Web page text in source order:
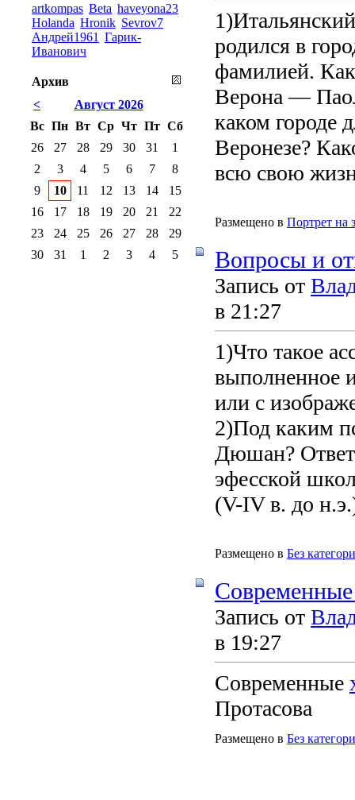
родился в
фамилией. Как
Верона —
каком городе
Веронезе?
всю свою
Размещено в Портрет на
Вопросы и
Запись от
в 21:27
1)Что такое
выполненное
или с
2)Под каким
Дюшан?
эфесской
(V-IV в. до
Размещено в Без
Запись от
в 19:27
Современные
Протасова
Размещено в Без
artkompas Beta haveyona23
Holanda Hronik Sevrov7
Андрей1961 Гарик-
Иванович
Архив
<
Август 2026
Вс Пн Вт Ср Чт Пт Сб
26
27 28 29 30 31
1
2
3 4 5 6 7
8
9
10 11 12 13 14
15
16
17 18 19 20 21
22
23
24 25 26 27 28
29
30
31 1 2 3 4 5